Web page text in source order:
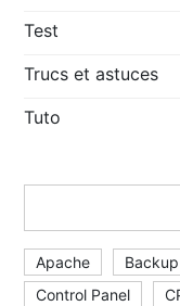
Test
Trucs et astuces
Tuto
Apache Backup
Control Panel